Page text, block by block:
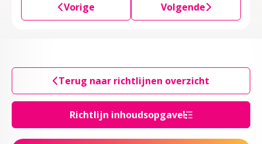
Richtlijn inhoudsopgave
Vorige Volgende
Terug naar richtlijnen overzicht